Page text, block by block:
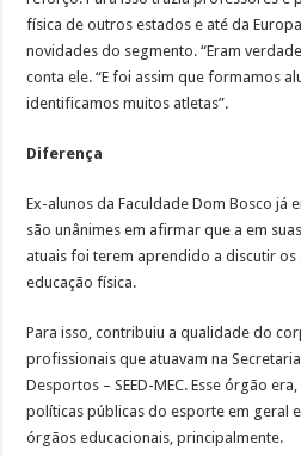
física de outros estados e até da
novidades do segmento. “Eram
conta ele. “E foi assim que formamos
identificamos muitos atletas”.
Diferença
Ex-alunos da Faculdade Dom Bosco já
são unânimes em afirmar que a em
atuais foi terem aprendido a discutir
educação física.
Para isso, contribuiu a qualidade do
profissionais que atuavam na
Desportos – SEED-MEC. Esse órgão
políticas públicas do esporte em geral
órgãos educacionais, principalmente.